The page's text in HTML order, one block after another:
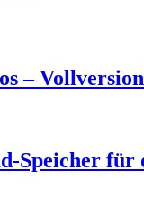
–
Speicher